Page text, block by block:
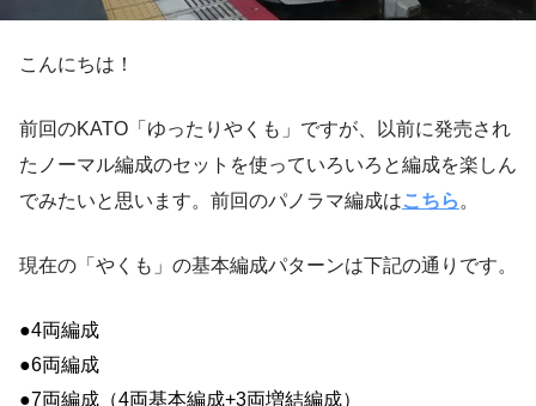
こんにちは！
前回のKATO「ゆったりやくも」ですが、以前に発売され
たノーマル編成のセットを使っていろいろと編成を楽しん
でみたいと思います。前回のパノラマ編成はこちら 。
現在の「やくも」の基本編成パターンは下記の通りです。
●4両編成
●6両編成
●7両編成（4両基本編成+3両増結編成）